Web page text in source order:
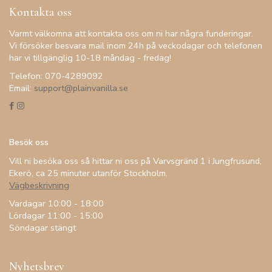
Kontakta oss
Varmt välkomna att kontakta oss om ni har några funderingar.
Vi försöker besvara mail inom 24h på veckodagar och telefonen
har vi tillgänglig 10-18 måndag - fredag!
Telefon: 070-4289092
Email: support@plainvanilla.se
Besök oss
Vill ni besöka oss så hittar ni oss på Varvsgränd 1 i Jungfrusund,
Ekerö, ca 25 minuter utanför Stockholm.
Vägbeskrivning
Vardagar 10:00 - 18:00
Lördagar 11:00 - 15:00
Söndagar stängt
Nyhetsbrev